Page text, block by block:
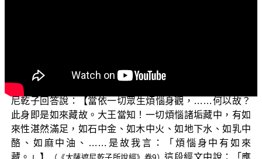
在經中有一位嚴熾王，向大薩遮尼乾子請問：「具足
無量無邊功德的如來法身，要依什麼法來觀察？」大薩遮
尼乾子回答說：【當依一切眾生煩惱身觀，……何以故？
此身即是如來藏故。大王當知！一切煩惱諸垢藏中，有如
來性湛然滿足，如石中金、如木中火、如地下水、如乳中
酪、如麻中油、……是故我言：「煩惱身中有如來
藏。」】
（《大薩遮尼乾子所說經》卷9）這段經文中說：「應